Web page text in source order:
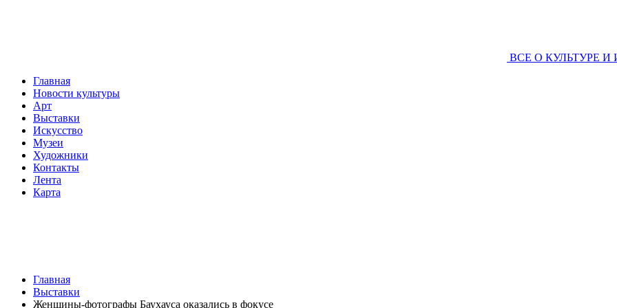
ВСЕ О КУЛЬТУРЕ И
Главная
Новости культуры
Арт
Выставки
Искусство
Музеи
Художники
Контакты
Лента
Карта
Главная
Выставки
Женщины-фотографы Баухауса оказались в фокусе